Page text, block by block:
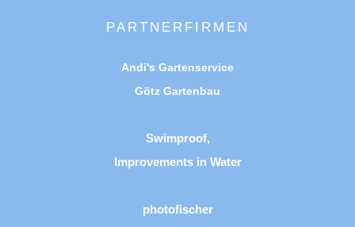
PARTNERFIRMEN
Andi's Gartenservice
Götz Gartenbau
Swimproof,
Improvements in Water
photofischer